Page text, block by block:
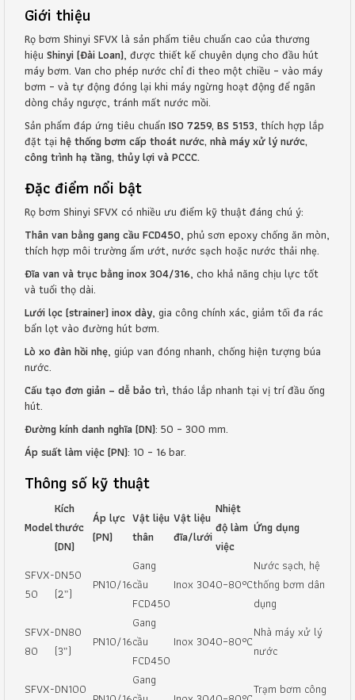
Giới thiệu
Rọ bơm Shinyi SFVX là sản phẩm tiêu chuẩn cao của thương
hiệu Shinyi (Đài Loan), được thiết kế chuyên dụng cho đầu hút
máy bơm. Van cho phép nước chỉ đi theo một chiều – vào máy
bơm – và tự động đóng lại khi máy ngừng hoạt động để ngăn
dòng chảy ngược, tránh mất nước mồi.
Sản phẩm đáp ứng tiêu chuẩn ISO 7259, BS 5153, thích hợp lắp
đặt tại hệ thống bơm cấp thoát nước, nhà máy xử lý nước,
công trình hạ tầng, thủy lợi và PCCC.
Đặc điểm nổi bật
Rọ bơm Shinyi SFVX có nhiều ưu điểm kỹ thuật đáng chú ý:
Thân van bằng gang cầu FCD450, phủ sơn epoxy chống ăn mòn,
thích hợp môi trường ẩm ướt, nước sạch hoặc nước thải nhẹ.
Đĩa van và trục bằng inox 304/316, cho khả năng chịu lực tốt
và tuổi thọ dài.
Lưới lọc (strainer) inox dày, gia công chính xác, giảm tối đa rác
bẩn lọt vào đường hút bơm.
Lò xo đàn hồi nhẹ, giúp van đóng nhanh, chống hiện tượng búa
nước.
Cấu tạo đơn giản – dễ bảo trì, tháo lắp nhanh tại vị trí đầu ống
hút.
Đường kính danh nghĩa (DN): 50 – 300 mm.
Áp suất làm việc (PN): 10 – 16 bar.
Thông số kỹ thuật
Model
Kích
thước
(DN)
Áp lực
(PN)
Vật liệu
thân
Vật liệu
đĩa/lưới
Nhiệt
độ làm
việc
Ứng dụng
SFVX-
50
DN50
(2”)
PN10/16
Gang
cầu
FCD450
Inox 3040–80°C
Nước sạch, hệ
thống bơm dân
dụng
SFVX-
80
DN80
(3”)
PN10/16
Gang
cầu
FCD450
Inox 3040–80°C
Nhà máy xử lý
nước
SFVX-DN100
Gang
Trạm bơm công